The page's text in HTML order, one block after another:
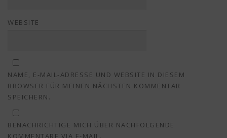
WEBSITE
NAME, E-MAIL-ADRESSE UND WEBSITE IN DIESEM
BROWSER FÜR MEINEN NÄCHSTEN KOMMENTAR
SPEICHERN.
BENACHRICHTIGE MICH ÜBER NACHFOLGENDE
KOMMENTARE VIA E-MAIL.